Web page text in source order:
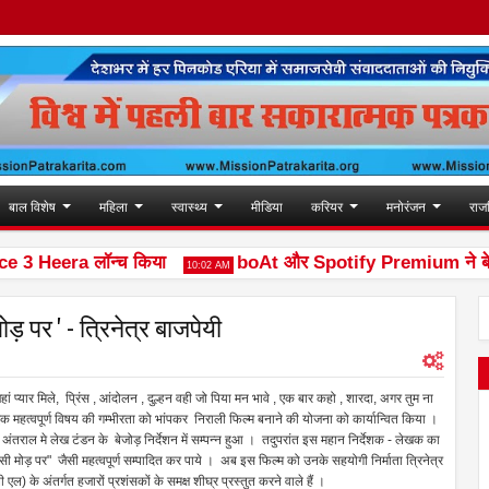
बाल विशेष महिला स्वास्थ्य मीडिया करियर मनोरंजन
लॉन्च किया 10:02 AM boAt और Spotify Premium ने बेहतर
पर ' - त्रिनेत्र बाजपेयी
मिले, प्रिंस , आंदोलन , दुल्हन वही जो पिया मन भावे , एक बार कहो , शारदा, अगर तुम ना
विषय की गम्भीरता को भांपकर निराली फिल्म बनाने की योजना को कार्यान्वित किया ।
अंतराल मे लेख टंडन के बेजोड़ निर्देशन में सम्पन्न हुआ । तदुपरांत इस महान निर्देशक - लेखक का
पर" जैसी महत्वपूर्ण सम्पादित कर पाये । अब इस फिल्म को उनके सहयोगी निर्माता त्रिनेत्र
एल) के अंतर्गत हजारों प्रशंसकों के समक्ष शीघ्र प्रस्तुत करने वाले हैं ।